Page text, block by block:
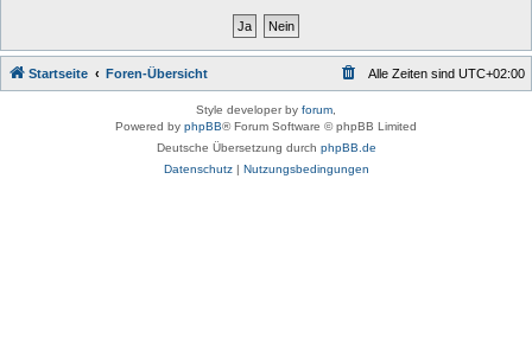
Startseite Foren-Übersicht Alle Zeiten sind UTC+02:00
Style developer by forum
Powered by phpBB® Forum Software © phpBB Limited
Deutsche Übersetzung durch phpBB.de
Datenschutz| Nutzungsbedingungen